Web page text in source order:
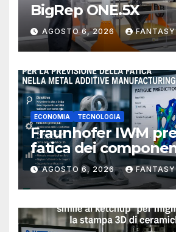
BigRep ONE.5X
AGOSTO 6, 2026 FANTASY
ECONOMIA TECNOLOGIA
Fraunhofer IWM
fatica dei
metallici stampati
AGOSTO 6, 2026 FANTASY